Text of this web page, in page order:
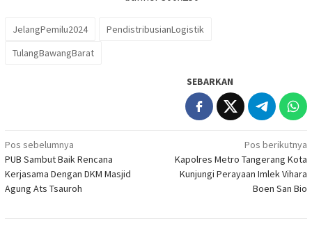
JelangPemilu2024
PendistribusianLogistik
TulangBawangBarat
SEBARKAN
Navigasi
pos
Pos sebelumnya
PUB Sambut Baik Rencana
Kerjasama Dengan DKM Masjid
Agung Ats Tsauroh
Pos berikutnya
Kapolres Metro Tangerang Kota
Kunjungi Perayaan Imlek Vihara
Boen San Bio